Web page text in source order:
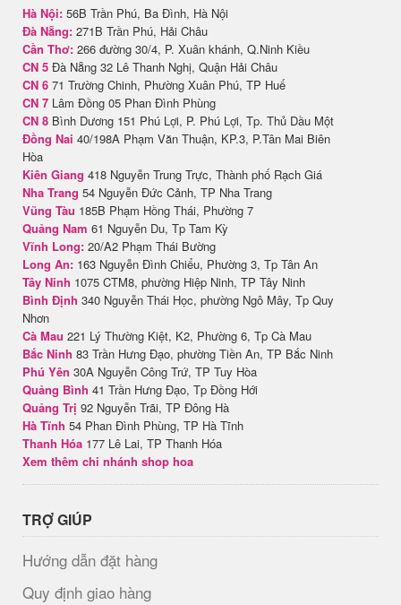
Hà Nội: 56B Trần Phú, Ba Đình, Hà Nội
Đà Nẵng: 271B Trần Phú, Hải Châu
Cần Thơ: 266 đường 30/4, P. Xuân khánh, Q.Ninh Kiều
CN 5 Đà Nẵng 32 Lê Thanh Nghị, Quận Hải Châu
CN 6 71 Trường Chinh, Phường Xuân Phú, TP Huế
CN 7 Lâm Đồng 05 Phan Đình Phùng
CN 8 Bình Dương 151 Phú Lợi, P. Phú Lợi, Tp. Thủ Dầu Một
Đồng Nai 40/198A Phạm Văn Thuận, KP.3, P.Tân Mai Biên
Hòa
Kiên Giang 418 Nguyễn Trung Trực, Thành phố Rạch Giá
Nha Trang 54 Nguyễn Đức Cảnh, TP Nha Trang
Vũng Tàu 185B Phạm Hồng Thái, Phường 7
Quảng Nam 61 Nguyễn Du, Tp Tam Kỳ
Vĩnh Long: 20/A2 Phạm Thái Bường
Long An: 163 Nguyễn Đình Chiểu, Phường 3, Tp Tân An
Tây Ninh 1075 CTM8, phường Hiệp Ninh, TP Tây Ninh
Bình Định 340 Nguyễn Thái Học, phường Ngô Mây, Tp Quy
Nhơn
Cà Mau 221 Lý Thường Kiệt, K2, Phường 6, Tp Cà Mau
Bắc Ninh 83 Trần Hưng Đạo, phường Tiền An, TP Bắc Ninh
Phú Yên 30A Nguyễn Công Trứ, TP Tuy Hòa
Quảng Bình 41 Trần Hưng Đạo, Tp Đồng Hới
Quảng Trị 92 Nguyễn Trãi, TP Đông Hà
Hà Tĩnh 54 Phan Đình Phùng, TP Hà Tĩnh
Thanh Hóa 177 Lê Lai, TP Thanh Hóa
Xem thêm chi nhánh shop hoa
TRỢ GIÚP
Hướng dẫn đặt hàng
Quy định giao hàng